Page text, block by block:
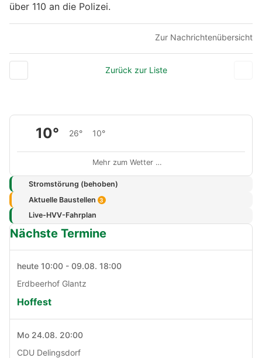
über 110 an die Polizei.
Zur Nachrichtenübersicht
Zurück zur Liste
10° 26° 10°
Mehr zum Wetter …
Stromstörung (behoben)
Aktuelle Baustellen 3
Live-HVV-Fahrplan
Nächste Termine
heute 10:00 - 09.08. 18:00
Erdbeerhof Glantz
Hoffest
Mo 24.08. 20:00
CDU Delingsdorf